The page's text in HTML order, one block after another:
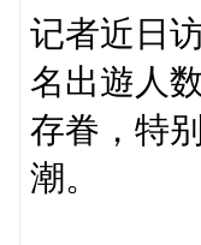
记者近日
名出遊人
存眷，特
潮。